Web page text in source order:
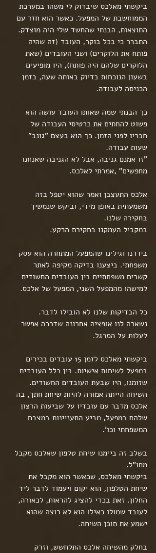
ביקשתי מאלכס שיבדוק לי משהו במערכת
הממוחשבת של המפעל. כאשר הוא חזר עם
התוצאות, הבנתי שהחשד שלי היה מוצדק.
התברר כי בכל בוקר, העובד (זה שהיה
פותח את הלוקרים) ושני העובדים (שאת
הלוקרים שלהם היה פותח), היו מופיעים
בשעון הנוכחות בדיוק באותה שעה, בזמן
הכניסה לעבודה.
כך הבנתי שמה שאותו העובד עושה הוא
פשוט להחתים את כרטיסי העבודה של
חבריו לפני הזמן. כך הוא בעצם "גונב"
שעות עבודה.
"זו אמנם גניבה, אבל לא הגניבה שאנחנו
מחפשים" ,אמרתי לאלכס.
אלכס התעצבן ואמר שהוא יטפל בזה
משמעתית באופן מידי, וביקש שנמשיך
בחקירה שלנו.
במקביל העמקנו בחקירת הרקע.
ביררנו וגילינו שהמפעל המתחרה הוא עסק
משפחתי. ביצענו בדיקה מקיפה לאתר
קשרים משפחתיים בין העובדים החשודים
למישהו מהמפעל השני, המפעל של אלכס.
כל הבדיקות שלנו לא הובילו לדבר.
נשארה לנו אופציה אחרונה שדרכה אפשר
לעלות על המרגל.
ביקשתי מאלכס לזמן 15 עובדים בכירים
במפעל לשיחות אישיות. בין כלל העובדים
שזומנו, היו שבעת העובדים החשודים.
השיחה הייתה אמורה להיות שיחת חתך, בה
אלכס מדבר עם עובדיו על שביעות הרצון
שלהם במפעל, מביע התעניינות במצבם
המשפחתי וכו'.
בשלב זה ביימנו שיחת טלפון שאלכס מקבל
מחו"ל.
ביקשתי מאלכס, שכאשר הוא מקבל את
שיחת הטלפון, הוא יקום ויעמוד לדבר ליד
החלון. זאת בכדי להציג להראות, לכאורה,
לעובד שמולו כאילו הוא לא רוצה שהוא
ישמע את תוכן השיחה.
בחלק מהשיחה אלכס התלחשש, וזרק